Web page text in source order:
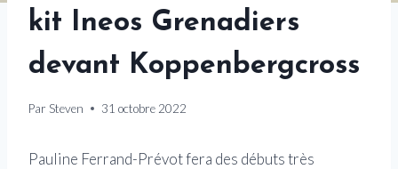
kit Ineos Grenadiers
devant Koppenbergcross
Par Steven 31 octobre 2022
Pauline Ferrand-Prévot fera des débuts très